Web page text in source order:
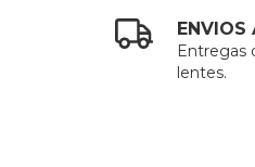
Entregas
lentes.